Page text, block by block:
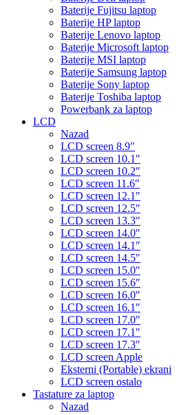
Baterije Fujitsu laptop
Baterije HP laptop
Baterije Lenovo laptop
Baterije Microsoft laptop
Baterije MSI laptop
Baterije Samsung laptop
Baterije Sony laptop
Baterije Toshiba laptop
Powerbank za laptop
LCD
Nazad
LCD screen 8.9″
LCD screen 10.1″
LCD screen 10.2″
LCD screen 11.6″
LCD screen 12.1″
LCD screen 12.5″
LCD screen 13.3″
LCD screen 14.0″
LCD screen 14.1″
LCD screen 14.5″
LCD screen 15.0″
LCD screen 15.6″
LCD screen 16.0″
LCD screen 16.1″
LCD screen 17.0″
LCD screen 17.1″
LCD screen 17.3″
LCD screen Apple
Eksterni (Portable) ekrani
LCD screen ostalo
Tastature za laptop
Nazad